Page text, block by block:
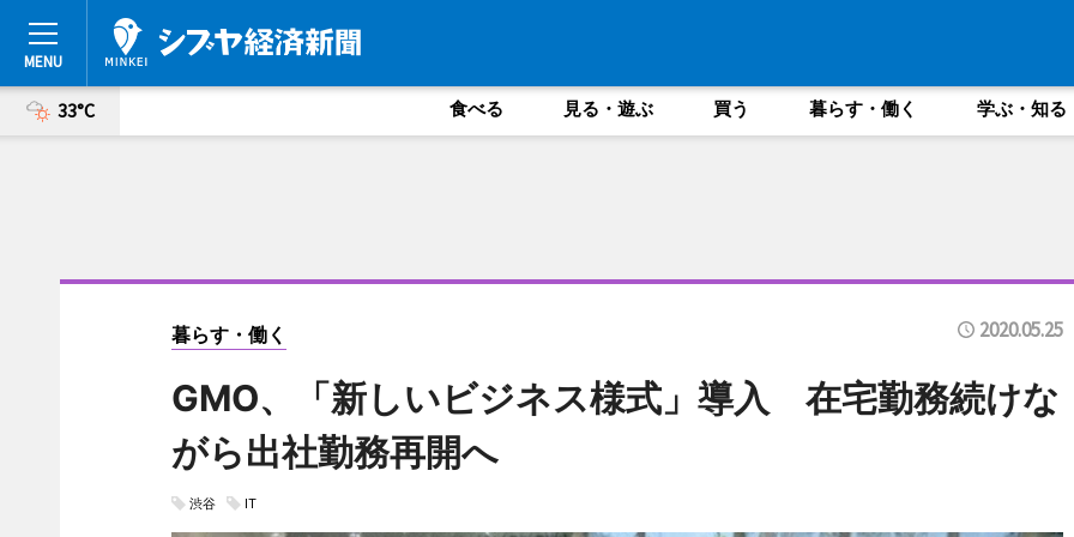
33°C 食べる 見る・遊ぶ 買う 暮らす・働く 学ぶ・知る
暮らす・働く 2020.05.25
GMO、「新しいビジネス様式」導入 在宅勤務続けな
がら出社勤務再開へ
渋谷 IT